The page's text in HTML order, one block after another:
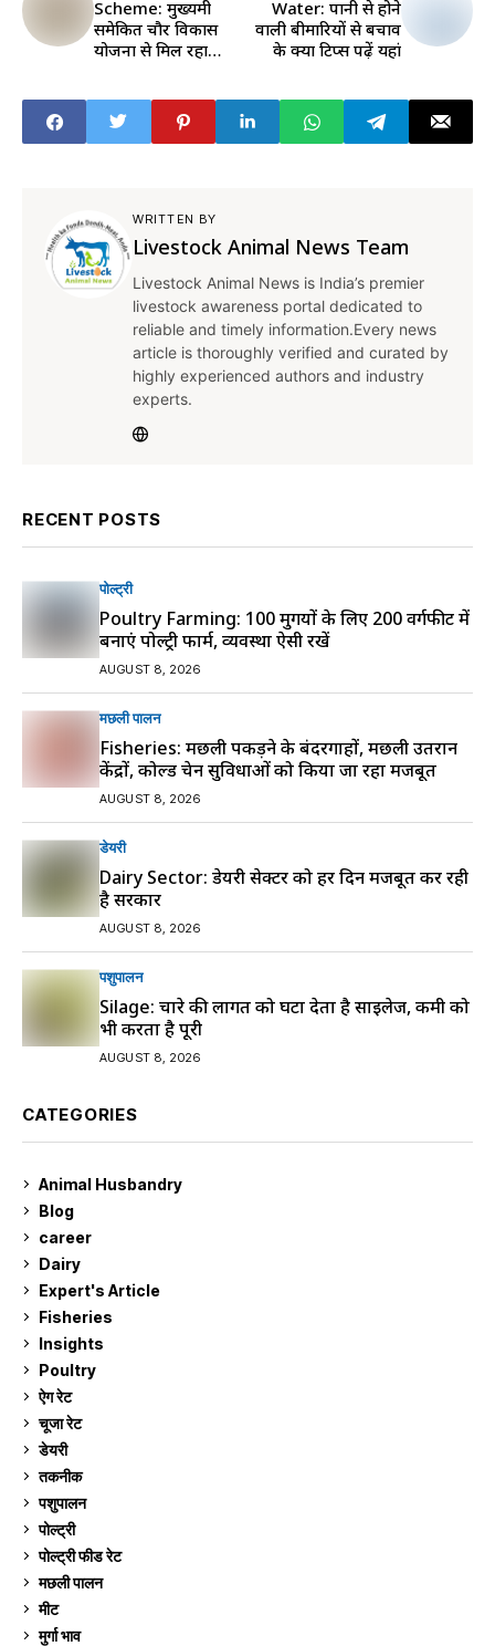
Scheme: मुख्यमंत्री
समेकित चौर विकास
योजना से मिल रहा
Water: पानी से होने
वाली बीमारियों से बचाव
के क्या टिप्स पढ़ें यहां
WRITTEN BY
Livestock Animal News Team
Livestock Animal News is India’s premier
livestock awareness portal dedicated to
reliable and timely information.Every news
article is thoroughly verified and curated by
highly experienced authors and industry
experts.
RECENT POSTS
पोल्ट्री
Poultry Farming: 100 मुर्गियों के लिए 200 वर्गफीट में
बनाएं पोल्ट्री फार्म, व्यवस्था ऐसी रखें
AUGUST 8, 2026
मछली पालन
Fisheries: मछली पकड़ने के बंदरगाहों, मछली उतरान
केंद्रों, कोल्ड चेन सुविधाओं को किया जा रहा मजबूत
AUGUST 8, 2026
डेयरी
Dairy Sector: डेयरी सेक्टर को हर दिन मजबूत कर रही
है सरकार
AUGUST 8, 2026
पशुपालन
Silage: चारे की लागत को घटा देता है साइलेज, कमी को
भी करता है पूरी
AUGUST 8, 2026
CATEGORIES
Animal Husbandry
Blog
career
Dairy
Expert's Article
Fisheries
Insights
Poultry
ऐग रेट
चूजा रेट
डेयरी
तकनीक
पशुपालन
पोल्ट्री
पोल्ट्री फीड रेट
मछली पालन
मीट
मुर्गा भाव